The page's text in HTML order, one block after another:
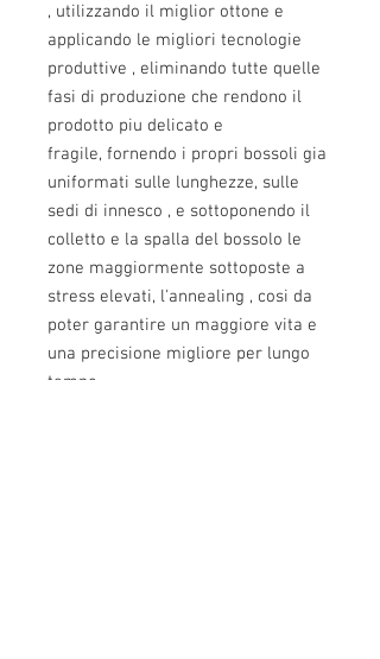
, utilizzando il miglior ottone e
applicando le migliori tecnologie
produttive , eliminando tutte quelle
fasi di produzione che rendono il
prodotto piu delicato e
fragile, fornendo i propri bossoli gia
uniformati sulle lunghezze, sulle
sedi di innesco , e sottoponendo il
colletto e la spalla del bossolo le
zone maggiormente sottoposte a
stress elevati, l'annealing , cosi da
poter garantire un maggiore vita e
una precisione migliore per lungo
tempo.